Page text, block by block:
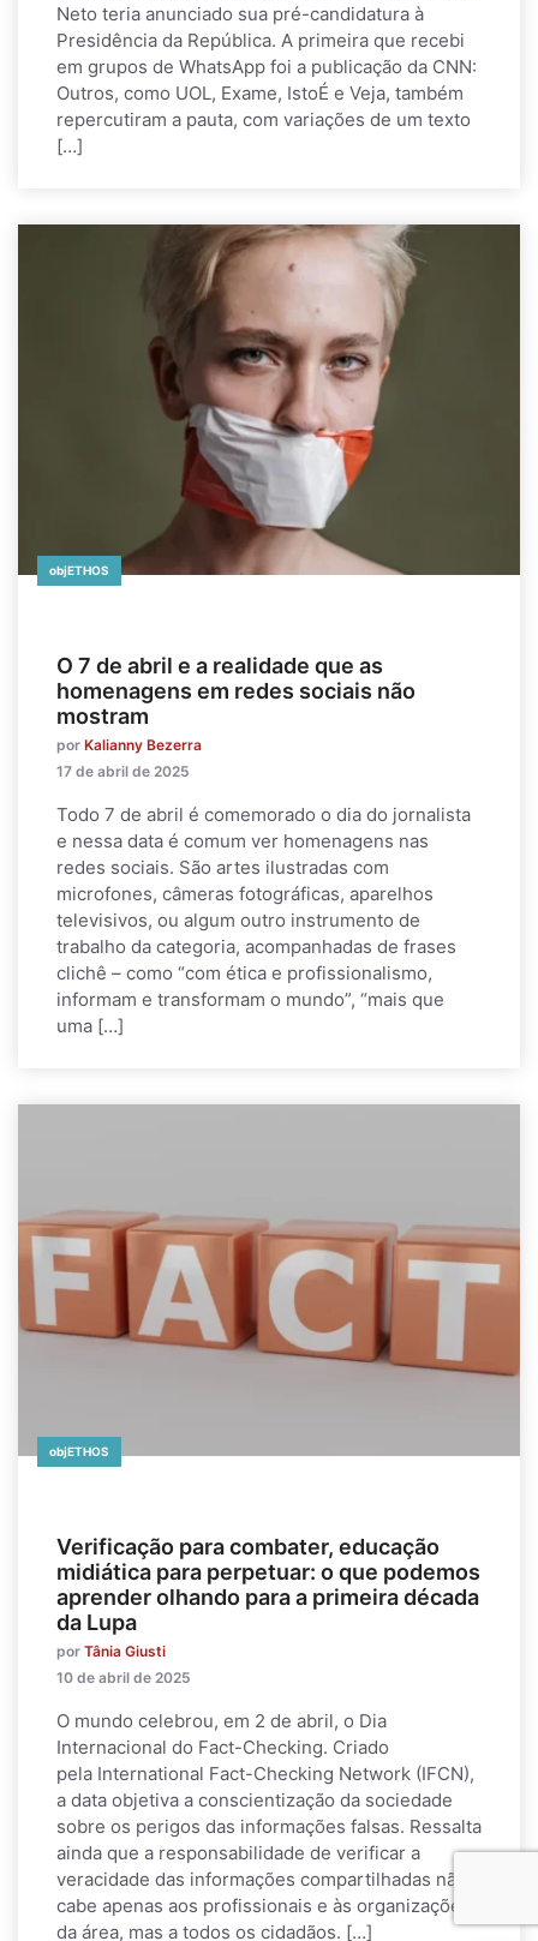
Neto teria anunciado sua pré-candidatura à
Presidência da República. A primeira que recebi
em grupos de WhatsApp foi a publicação da CNN:
Outros, como UOL, Exame, IstoÉ e Veja, também
repercutiram a pauta, com variações de um texto
[…]
objETHOS
O 7 de abril e a realidade que as
homenagens em redes sociais não
mostram
por Kalianny Bezerra
17 de abril de 2025
Todo 7 de abril é comemorado o dia do jornalista
e nessa data é comum ver homenagens nas
redes sociais. São artes ilustradas com
microfones, câmeras fotográficas, aparelhos
televisivos, ou algum outro instrumento de
trabalho da categoria, acompanhadas de frases
clichê – como “com ética e profissionalismo,
informam e transformam o mundo”, “mais que
uma […]
objETHOS
Verificação para combater, educação
midiática para perpetuar: o que podemos
aprender olhando para a primeira década
da Lupa
por Tânia Giusti
10 de abril de 2025
O mundo celebrou, em 2 de abril, o Dia
Internacional do Fact-Checking. Criado
pela International Fact-Checking Network (IFCN),
a data objetiva a conscientização da sociedade
sobre os perigos das informações falsas. Ressalta
ainda que a responsabilidade de verificar a
veracidade das informações compartilhadas não
cabe apenas aos profissionais e às organizações
da área, mas a todos os cidadãos. […]